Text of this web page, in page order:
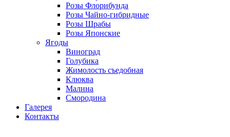
Розы Флорибунда
Розы Чайно-гибридные
Розы Шрабы
Розы Японские
Ягоды
Виноград
Голубика
Жимолость съедобная
Клюква
Малина
Смородина
Галерея
Контакты